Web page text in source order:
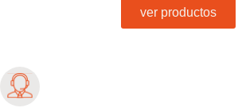
ver productos